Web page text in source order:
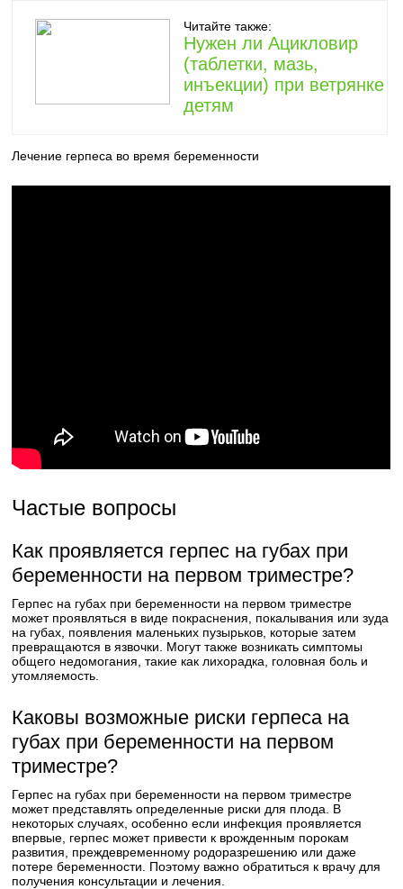
Читайте также:
Нужен ли Ацикловир
(таблетки, мазь,
инъекции) при ветрянке
детям
Лечение герпеса во время беременности
Частые вопросы
Как проявляется герпес на губах при
беременности на первом триместре?
Герпес на губах при беременности на первом триместре
может проявляться в виде покраснения, покалывания или зуда
на губах, появления маленьких пузырьков, которые затем
превращаются в язвочки. Могут также возникать симптомы
общего недомогания, такие как лихорадка, головная боль и
утомляемость.
Каковы возможные риски герпеса на
губах при беременности на первом
триместре?
Герпес на губах при беременности на первом триместре
может представлять определенные риски для плода. В
некоторых случаях, особенно если инфекция проявляется
впервые, герпес может привести к врожденным порокам
развития, преждевременному родоразрешению или даже
потере беременности. Поэтому важно обратиться к врачу для
получения консультации и лечения.